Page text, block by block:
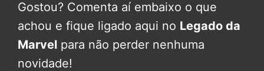
Gostou? Comenta aí embaixo o que
achou e fique ligado aqui no Legado da
Marvel para não perder nenhuma
novidade!